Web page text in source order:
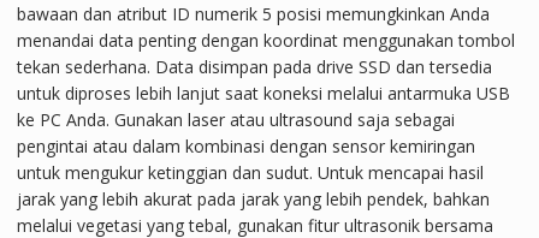
bawaan dan atribut ID numerik 5 posisi memungkinkan Anda
menandai data penting dengan koordinat menggunakan tombol
tekan sederhana. Data disimpan pada drive SSD dan tersedia
untuk diproses lebih lanjut saat koneksi melalui antarmuka USB
ke PC Anda. Gunakan laser atau ultrasound saja sebagai
pengintai atau dalam kombinasi dengan sensor kemiringan
untuk mengukur ketinggian dan sudut. Untuk mencapai hasil
jarak yang lebih akurat pada jarak yang lebih pendek, bahkan
melalui vegetasi yang tebal, gunakan fitur ultrasonik bersama